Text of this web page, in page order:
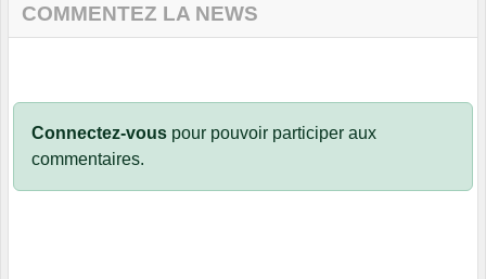
COMMENTEZ LA NEWS
Connectez-vous pour pouvoir participer aux
commentaires.